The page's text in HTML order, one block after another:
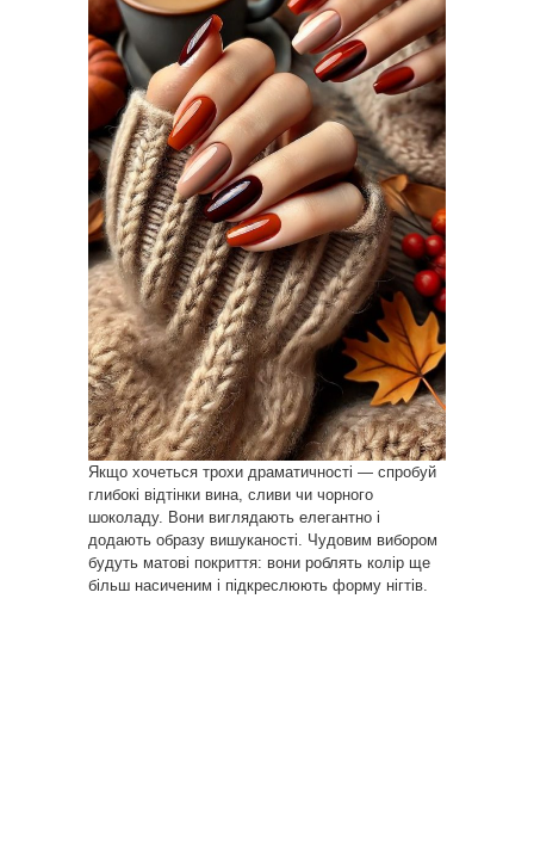
Якщо хочеться трохи драматичності — спробуй
глибокі відтінки вина, сливи чи чорного
шоколаду. Вони виглядають елегантно і
додають образу вишуканості. Чудовим вибором
будуть матові покриття: вони роблять колір ще
більш насиченим і підкреслюють форму нігтів.